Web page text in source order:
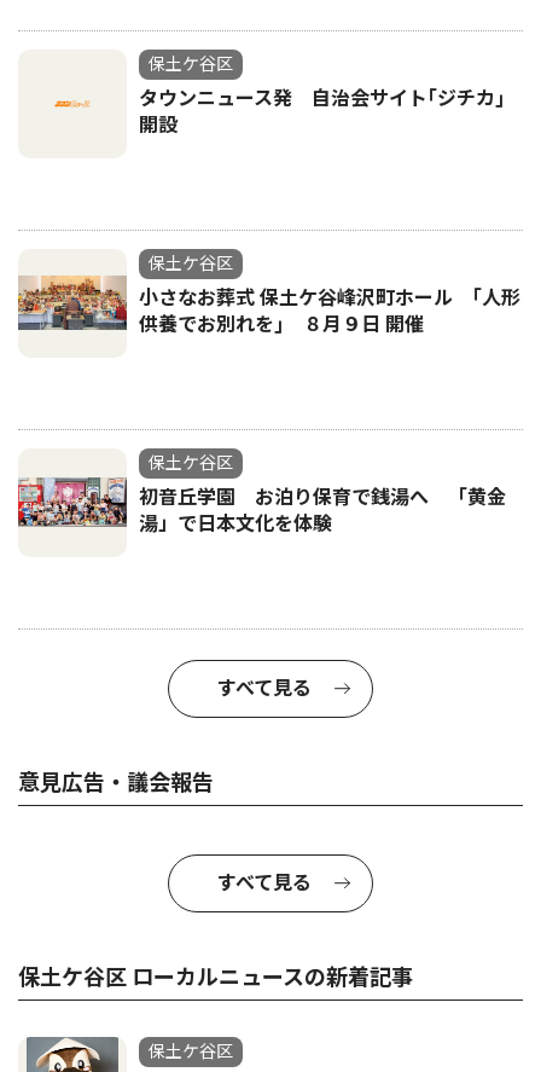
保土ケ谷区
タウンニュース発 自治会サイト｢ジチカ｣
開設
保土ケ谷区
小さなお葬式 保土ケ谷峰沢町ホール ｢人形
供養でお別れを｣ ８月９日 開催
保土ケ谷区
初音丘学園 お泊り保育で銭湯へ 「黄金
湯」で日本文化を体験
すべて見る
意見広告・議会報告
すべて見る
保土ケ谷区 ローカルニュースの新着記事
保土ケ谷区